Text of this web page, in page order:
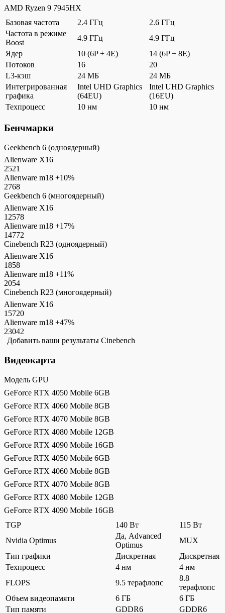
AMD Ryzen 9 7945HX
Базовая частота
2.4 ГГц
2.6 ГГц
Частота в режиме
Boost
4.9 ГГц
4.9 ГГц
Ядер
10 (6P + 4E)
14 (6P + 8E)
Потоков
16
20
L3-кэш
24 МБ
24 МБ
Интегрированная
графика
Intel UHD Graphics
(64EU)
Intel UHD Graphics
(16EU)
Техпроцесс
10 нм 10 нм
Бенчмарки
Geekbench 6 (одноядерный)
Alienware X16
2521
Alienware m18 +10%
2768
Geekbench 6 (многоядерный)
Alienware X16
12578
Alienware m18 +17%
14772
Cinebench R23 (одноядерный)
Alienware X16
1858
Alienware m18 +11%
2054
Cinebench R23 (многоядерный)
Alienware X16
15720
Alienware m18 +47%
23042
Добавить ваши результаты Cinebench
Видеокарта
Модель GPU
GeForce RTX 4050 Mobile 6GB
GeForce RTX 4060 Mobile 8GB
GeForce RTX 4070 Mobile 8GB
GeForce RTX 4080 Mobile 12GB
GeForce RTX 4090 Mobile 16GB
GeForce RTX 4050 Mobile 6GB
GeForce RTX 4060 Mobile 8GB
GeForce RTX 4070 Mobile 8GB
GeForce RTX 4080 Mobile 12GB
GeForce RTX 4090 Mobile 16GB
TGP
140 Вт
115 Вт
Nvidia Optimus
Да, Advanced
Optimus
MUX
Тип графики
Дискретная
Дискретная
Техпроцесс
4 нм
4 нм
FLOPS
9.5 терафлопс
8.8
терафлопс
Объем видеопамяти
6 ГБ
6 ГБ
Тип памяти
GDDR6
GDDR6